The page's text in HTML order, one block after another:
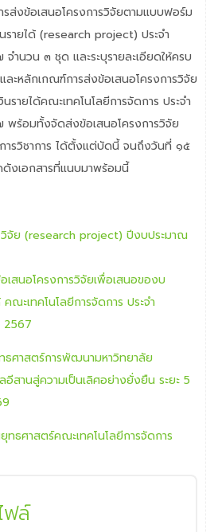
ส่งข้อเสนอโครงการวิจัยตามแบบฟอร์ม
รายได้ (research project) ประจำ
นวน ๓ ชุด และระบุรายละเอียดให้ครบ
ะหลักเกณฑ์การส่งข้อเสนอโครงการวิจัย
รายได้คณะเทคโนโลยีการจัดการ ประจำ
ร้อมทั้งจัดส่งข้อเสนอโครงการวิจัย
ารวิชาการ ได้ตั้งแต่บัดนี้ จนถึงวันที่ ๑๕
งเอกสารที่แนบมาพร้อมนี้
วิจัย (research project) ปีงบประมาณ
สนอโครงการวิจัยเพื่อเสนอของบ
ณะเทคโนโลยีการจัดการ ประจำ
2567
ศาสตร์การพัฒนามหาวิทยาลัย
อีสานสู่ความเป็นเลิศอย่างยั่งยืน ระยะ 5
ธศาสตร์คณะเทคโนโลยีการจัดการ
ฟล์